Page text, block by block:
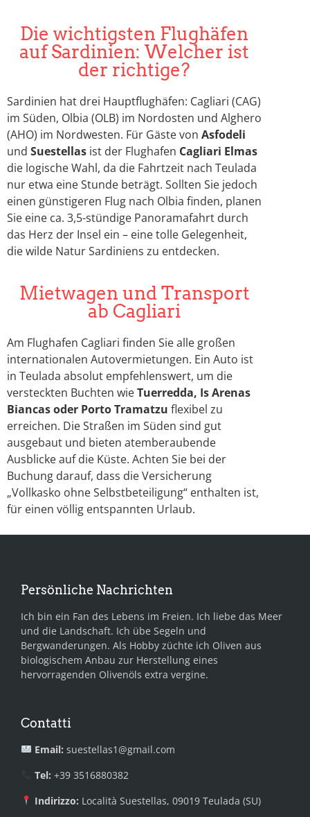
Die wichtigsten Flughäfen
auf Sardinien: Welcher ist
der richtige?
Sardinien hat drei Hauptflughäfen: Cagliari (CAG)
im Süden, Olbia (OLB) im Nordosten und Alghero
(AHO) im Nordwesten. Für Gäste von Asfodeli
und Suestellas ist der Flughafen Cagliari Elmas
die logische Wahl, da die Fahrtzeit nach Teulada
nur etwa eine Stunde beträgt. Sollten Sie jedoch
einen günstigeren Flug nach Olbia finden, planen
Sie eine ca. 3,5-stündige Panoramafahrt durch
das Herz der Insel ein – eine tolle Gelegenheit,
die wilde Natur Sardiniens zu entdecken.
Mietwagen und Transport
ab Cagliari
Am Flughafen Cagliari finden Sie alle großen
internationalen Autovermietungen. Ein Auto ist
in Teulada absolut empfehlenswert, um die
versteckten Buchten wieTuerredda, Is Arenas
Biancas oder Porto Tramatzu flexibel zu
erreichen. Die Straßen im Süden sind gut
ausgebaut und bieten atemberaubende
Ausblicke auf die Küste. Achten Sie bei der
Buchung darauf, dass die Versicherung
„Vollkasko ohne Selbstbeteiligung“ enthalten ist,
für einen völlig entspannten Urlaub.
Persönliche Nachrichten
Ich bin ein Fan des Lebens im Freien. Ich liebe das Meer
und die Landschaft. Ich übe Segeln und
Bergwanderungen. Als Hobby züchte ich Oliven aus
biologischem Anbau zur Herstellung eines
hervorragenden Olivenöls extra vergine.
Contatti
Email: suestellas1@gmail.com
Tel: +39 3516880382
Indirizzo: Località Suestellas, 09019 Teulada (SU)